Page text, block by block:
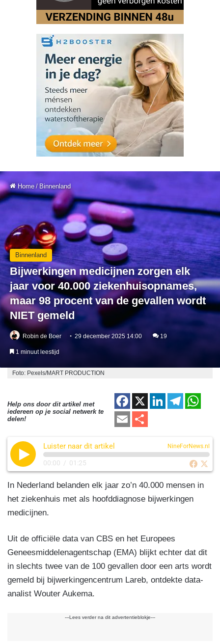
Home / Binnenland
Binnenland
Bijwerkingen medicijnen zorgen elk
jaar voor 40.000 ziekenhuisopnames,
maar 98 procent van de gevallen wordt
NIET gemeld
Robin de Boer 29 december 2025 14:00 19
1 minuut leestijd
Foto: Pexels/MART PRODUCTION
Help ons door dit artikel met
iedereen op je social netwerk te
delen!
F
a
c
e
o
o
X
Li
e
n
T
gr
a
m
s
A
p
E
aile
Luister naar dit artikel NineForNews.nl
00:00 / 01:25
In Nederland belanden elk jaar zo’n 40.000 mensen in
het ziekenhuis met als hoofddiagnose bijwerkingen
medicijnen.
Uit de officiële data van CBS en het Europees
Geneesmiddelenagentschap (EMA) blijkt echter dat dit
in slechts twee van de 100 gevallen door een arts wordt
gemeld bij bijwerkingencentrum Lareb, ontdekte data-
analist Wouter Aukema.
---Lees verder na dit advertentieblokje---